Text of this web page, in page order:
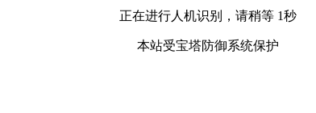
正在进行人机识别，请稍等 1秒
本站受宝塔防御系统保护